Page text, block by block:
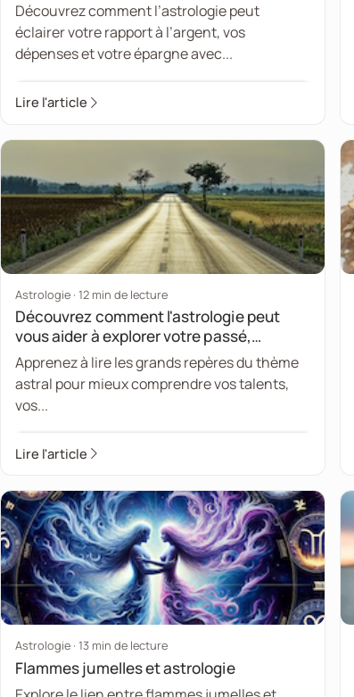
Découvrez comment l’astrologie peut
éclairer votre rapport à l’argent, vos
dépenses et votre épargne avec...
Lire l'article
Astrologie · 12 min de lecture
Découvrez comment l'astrologie peut
vous aider à explorer votre passé,
comprendre votre présent et anticiper
votre futur
Apprenez à lire les grands repères du thème
astral pour mieux comprendre vos talents,
vos...
Lire l'article
Astrologie · 13 min de lecture
Flammes jumelles et astrologie